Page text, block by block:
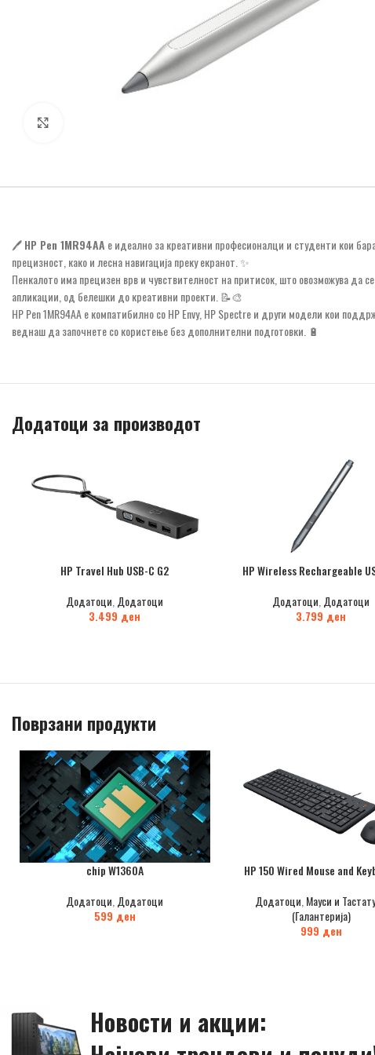
🖊️HP Pen 1MR94AA е идеално за креативни професионалци и студенти кои
прецизност, како и лесна навигација преку екранот. ✨
Пенкалото има прецизен врв и чувствителност на притисок, што овозможува
апликации, од белешки до креативни проекти. 📝🎨
HP Pen 1MR94AA е компатибилно со HP Envy, HP Spectre и други модели кои
веднаш да започнете со користење без дополнителни подготовки. 🔋
Додатоци за производот
HP Travel Hub USB-C G2
Додатоци Додатоци
3.499 ден
HP Wireless Rechargeable
Додатоци Додатоци
3.799 ден
Поврзани продукти
chip W1360A
Додатоци Додатоци
599 ден
HP 150 Wired Mouse and
Додатоци Мауси и
(Галантерија)
999 ден
Новости и акции: